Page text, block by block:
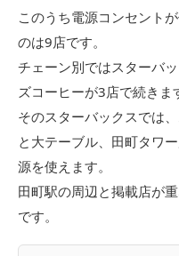
このうち電源コンセント
のは9店です。
チェーン別ではスターバ
ズコーヒーが3店で続きま
そのスターバックスでは
と大テーブル、田町タワ
源を使えます。
田町駅の周辺と掲載店が
です。